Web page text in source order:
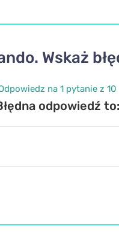
Wskaż
na 1 pytanie z 10
odpowiedź to: